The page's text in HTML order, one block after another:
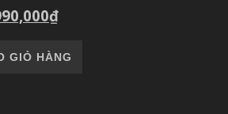
₫
265 - BLACK số lượng
GIỎ HÀNG